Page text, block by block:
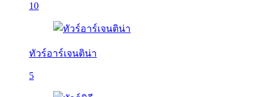
10
ทัวร์อาร์เจนติน่า
5